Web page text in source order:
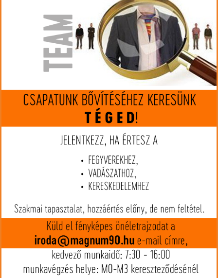
A-Tec
ACVN02172
.375 (9,5mm)
MIP kártya jóváírás: Kártyát igényelek
Termék leírás
Az A-Tec H3 a Hertz sorozat következő generációja, mely a már
jól bevált H2 továbbfejlesztett és tökéletesített változata. A
hagyományosan praktikus és megbízható moduláris szerkezetet
még tovább javították, mellyel így egy még megbízhatóbb,
tartósabb hangtompítót hoztak létre. A moduláris kialakításnak
köszönhetően egy vagy két modult is le lehet szerelni a
hangtompítóról, ezzel igaz teljesítménycsökkenés mellett, de
mégis egy kompaktabb eszközt kapunk.
ajándékba kapunk. Ez a doboz ideális lehet a hangtompító
biztonságos tárolásához. A doboz praktikus kiegészítője lehet a
hangtompítónak, biztosítva annak védelmét és könnyű
hordozhatóságát.
Kaliber: max. .375 (9,5 mm)